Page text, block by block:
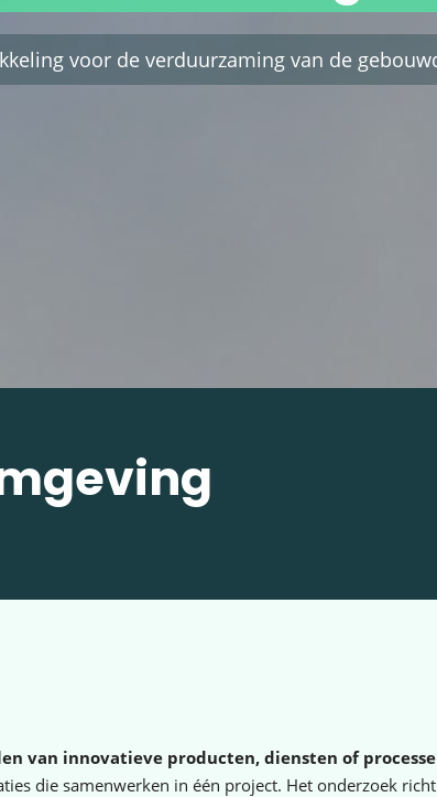
voor de verduurzaming van de
van innovatieve producten, diensten of
die samenwerken in één project. Het onderzoek